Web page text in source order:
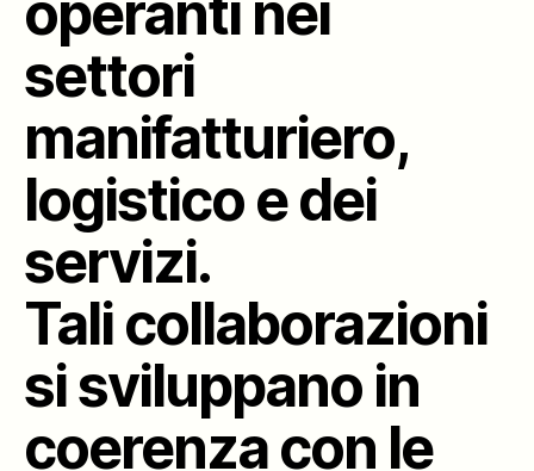
settori
manifatturiero,
logistico e dei
servizi.
Tali collaborazioni
si sviluppano in
coerenza con le